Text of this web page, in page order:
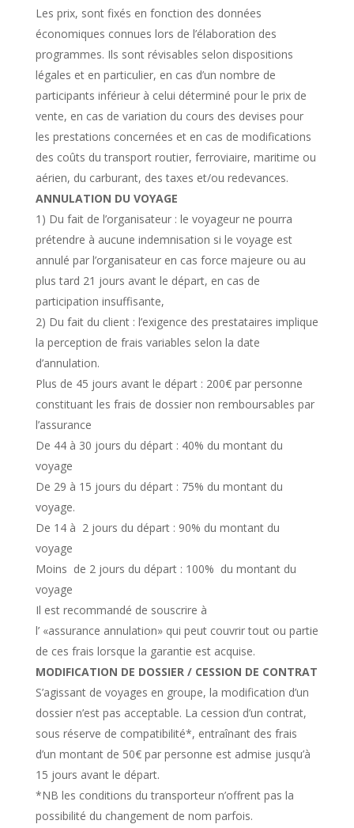
Les prix, sont fixés en fonction des données
économiques connues lors de l’élaboration des
programmes. Ils sont révisables selon dispositions
légales et en particulier, en cas d’un nombre de
participants inférieur à celui déterminé pour le prix de
vente, en cas de variation du cours des devises pour
les prestations concernées et en cas de modifications
des coûts du transport routier, ferroviaire, maritime ou
aérien, du carburant, des taxes et/ou redevances.
ANNULATION DU VOYAGE
1) Du fait de l’organisateur : le voyageur ne pourra
prétendre à aucune indemnisation si le voyage est
annulé par l’organisateur en cas force majeure ou au
plus tard 21 jours avant le départ, en cas de
participation insuffisante,
2) Du fait du client : l’exigence des prestataires implique
la perception de frais variables selon la date
d’annulation.
Plus de 45 jours avant le départ : 200€ par personne
constituant les frais de dossier non remboursables par
l’assurance
De 44 à 30 jours du départ : 40% du montant du
voyage
De 29 à 15 jours du départ : 75% du montant du
voyage.
De 14 à 2 jours du départ : 90% du montant du
voyage
Moins de 2 jours du départ : 100% du montant du
voyage
Il est recommandé de souscrire à
l’ «assurance annulation» qui peut couvrir tout ou partie
de ces frais lorsque la garantie est acquise.
MODIFICATION DE DOSSIER / CESSION DE CONTRAT
S’agissant de voyages en groupe, la modification d’un
dossier n’est pas acceptable. La cession d’un contrat,
sous réserve de compatibilité*, entraînant des frais
d’un montant de 50€ par personne est admise jusqu’à
15 jours avant le départ.
*NB les conditions du transporteur n’offrent pas la
possibilité du changement de nom parfois.